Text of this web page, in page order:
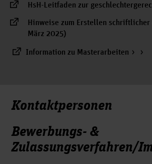
HsH-Leitfaden zur
Hinweise zum Erstellen
März 2025)
Information zu Masterarbeiten
Kontaktpersonen
Bewerbungs- &
Zulassungsverfahren/